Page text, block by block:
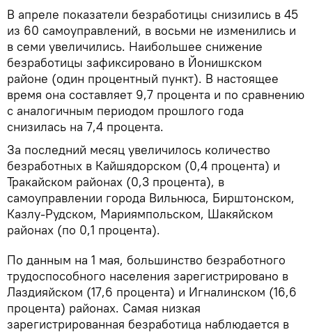
В апреле показатели безработицы снизились в 45
из 60 самоуправлений, в восьми не изменились и
в семи увеличились. Наибольшее снижение
безработицы зафиксировано в Йонишкском
районе (один процентный пункт). В настоящее
время она составляет 9,7 процента и по сравнению
с аналогичным периодом прошлого года
снизилась на 7,4 процента.
За последний месяц увеличилось количество
безработных в Кайшядорском (0,4 процента) и
Тракайском районах (0,3 процента), в
самоуправлении города Вильнюса, Бирштонском,
Казлу-Рудском, Мариямпольском, Шакяйском
районах (по 0,1 процента).
По данным на 1 мая, большинство безработного
трудоспособного населения зарегистрировано в
Лаздияйском (17,6 процента) и Игналинском (16,6
процента) районах. Самая низкая
зарегистрированная безработица наблюдается в